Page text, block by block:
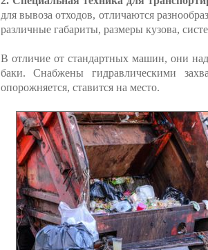
для вывоза отходов, отличаются
различные габариты, размеры кузова,
В отличие от стандартных машин, они
баки. Снабжены гидравлическими
опорожняется, ставится на место.